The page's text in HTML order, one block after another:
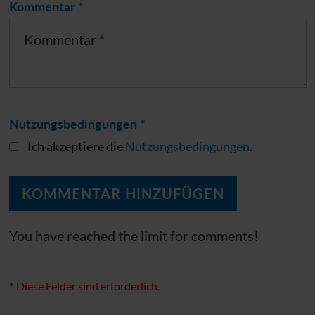
Kommentar *
Nutzungsbedingungen *
Ich akzeptiere dieNutzungsbedingungen.
You have reached the limit for comments!
* Diese Felder sind erforderlich.